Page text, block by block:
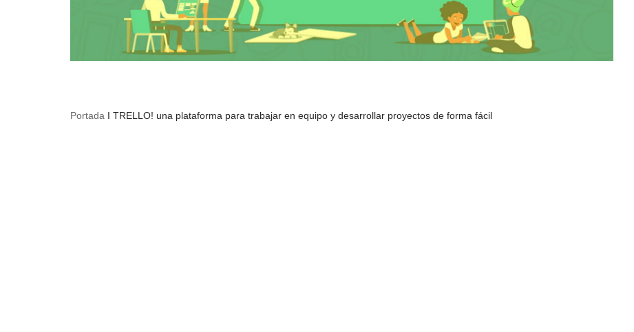
Portada I TRELLO! una plataforma para trabajar en equipo y desarrollar proyectos de forma fácil